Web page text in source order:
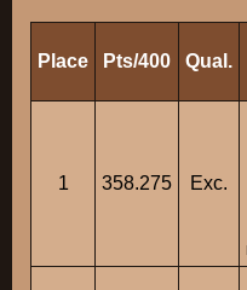
Place Pts/400 Qual.
1 358.275 Exc.